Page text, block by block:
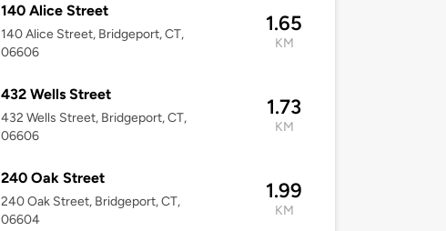
140 Alice Street
140 Alice Street, Bridgeport, CT,
06606
1.65
KM
432 Wells Street
432 Wells Street, Bridgeport, CT,
06606
1.73
KM
240 Oak Street
240 Oak Street, Bridgeport, CT,
06604
1.99
KM